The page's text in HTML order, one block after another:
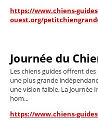
https://www.chiens-
ouest.org/
Journée du
Les chiens guides offrent
une plus grande
une vision faible. La Journée
hom...
https://www.chiens-